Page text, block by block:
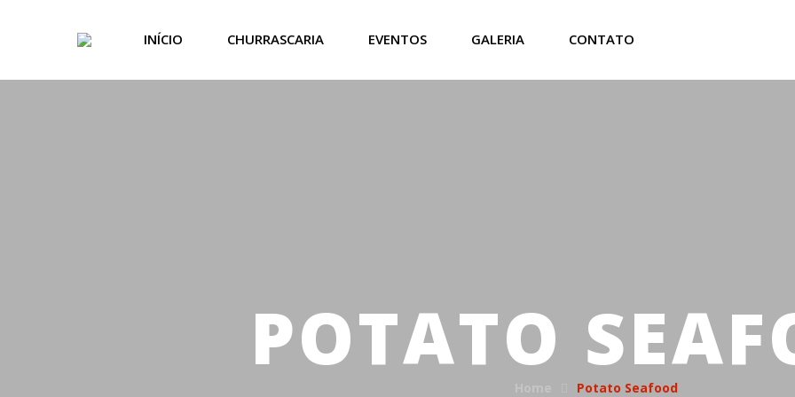
INÍCIO CHURRASCARIA EVENTOS GALERIA CONTATO
POTATO
Potato Seafood